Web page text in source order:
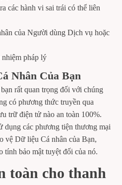
các hành vi sai trái có thể liên
của Người dùng Dịch vụ hoặc
pháp lý
Nhân Của Bạn
rất quan trọng đối với chúng
có phương thức truyền qua
trữ điện tử nào an toàn 100%.
dụng các phương tiện thương mại
vệ Dữ liệu Cá nhân của Bạn,
tính bảo mật tuyệt đối của nó.
toàn cho thanh